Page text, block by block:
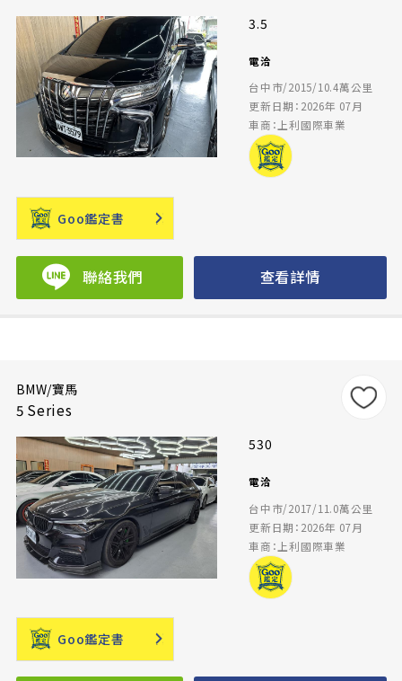
3.5
電洽
台中市/2015/10.4萬公里
更新日期：2026年 07月
車商：上利國際車業
Goo鑑定書
聯絡我們 查看詳情
BMW/寶馬
5 Series
530
電洽
台中市/2017/11.0萬公里
更新日期：2026年 07月
車商：上利國際車業
Goo鑑定書